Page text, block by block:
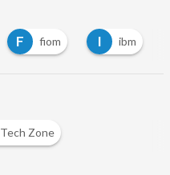
F fiom I ibm
Tech Zone